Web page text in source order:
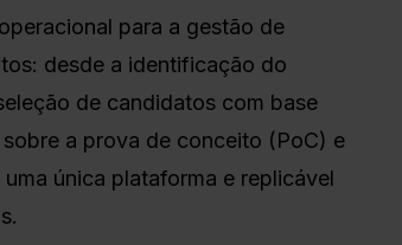
para a gestão de
desde a identificação do
de candidatos com base
a prova de conceito (PoC) e
única plataforma e replicável